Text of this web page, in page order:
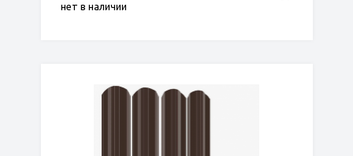
нет в наличии